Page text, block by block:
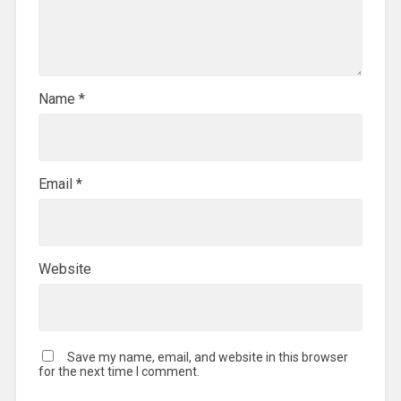
Name *
Email *
Website
Save my name, email, and website in this browser
for the next time I comment.